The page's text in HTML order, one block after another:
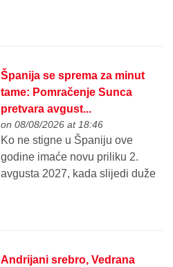
Španija se sprema za minut
tame: Pomračenje Sunca
pretvara avgust...
on 08/08/2026 at 18:46
Ko ne stigne u Španiju ove
godine imaće novu priliku 2.
avgusta 2027, kada slijedi duže
Andrijani srebro, Vedrana